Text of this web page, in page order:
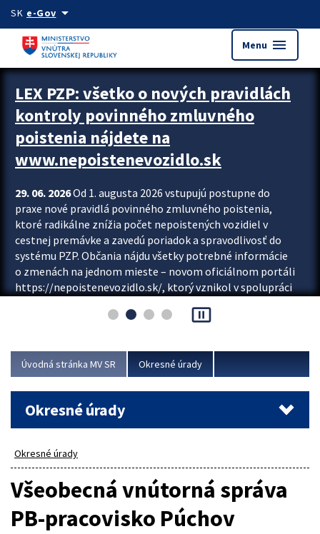
Preskocit na hlavný obsah
SK e-Govarrow_drop_down
Menu menu
Zastavit automatický posun upútavok
LEX PZP: všetko o nových pravidlách
kontroly povinného zmluvného
poistenia nájdete na
www.nepoistenevozidlo.sk
29. 06. 2026Od 1. augusta 2026 vstupujú postupne do
praxe nové pravidlá povinného zmluvného poistenia,
ktoré radikálne znížia počet nepoistených vozidiel v
cestnej premávke a zavedú poriadok a spravodlivosť do
systému PZP. Občania nájdu všetky potrebné informácie
o zmenách na jednom mieste – novom oficiálnom portáli
https://nepoistenevozidlo.sk/, ktorý vznikol v spolupráci
asociácie poisťovní (SLASPO) a Ministerstva vnútra SR.
Viac
pause_presentation
Úvodná stránka MV SR Okresné úrady
Okresné úrady
Okresné úrady
Všeobecná vnútorná správa
PB-pracovisko Púchov